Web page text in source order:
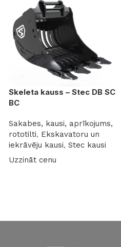
Skeleta kauss – Stec DB SC
BC
Sakabes, kausi, aprīkojums,
rototilti, Ekskavatoru un
iekrāvēju kausi, Stec kausi
Uzzināt cenu